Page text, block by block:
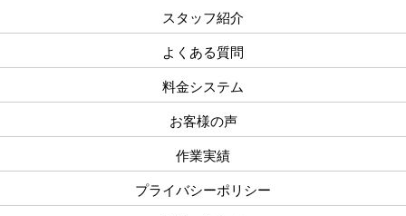
スタッフ紹介
よくある質問
料金システム
お客様の声
作業実績
プライバシーポリシー